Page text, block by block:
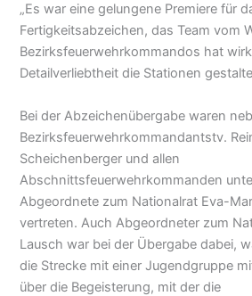
„Es war eine gelungene Premiere für
Fertigkeitsabzeichen, das Team vom
Bezirksfeuerwehrkommandos hat
Detailverliebtheit die Stationen
Bei der Abzeichenübergabe waren
Bezirksfeuerwehrkommandantstv.
Scheichenberger und allen
Abschnittsfeuerwehrkommanden
Abgeordnete zum Nationalrat Eva-
vertreten. Auch Abgeordneter zum
Lausch war bei der Übergabe dabei,
die Strecke mit einer Jugendgruppe
über die Begeisterung, mit der die